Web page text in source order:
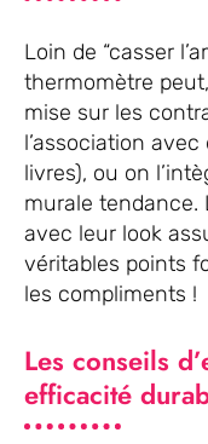
Loin de “casser
thermomètre
mise sur les
l’association
livres), ou on
murale tendance.
avec leur look
véritables points
les compliments !
Les conseils
efficacité